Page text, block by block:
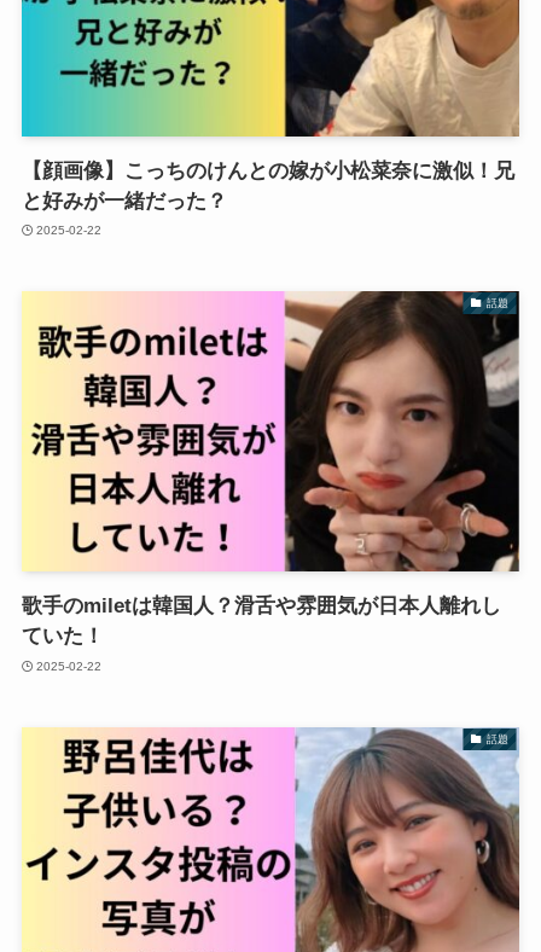
【顔画像】こっちのけんとの嫁が小松菜奈に激似！兄
と好みが一緒だった？
2025-02-22
話題
歌手のmiletは韓国人？滑舌や雰囲気が日本人離れし
ていた！
2025-02-22
話題